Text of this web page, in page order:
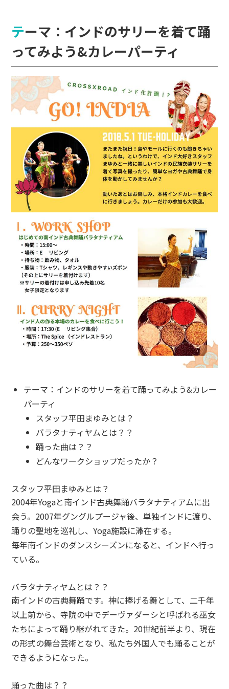
テーマ：インドのサリーを着て踊
ってみよう&カレーパーティ
テーマ：インドのサリーを着て踊ってみよう&カレー
パーティ
スタッフ平田まゆみとは？
バラタナティヤムとは？？
踊った曲は？？
どんなワークショップだったか？
スタッフ平田まゆみとは？
2004年Yogaと南インド古典舞踊バラタナティアムに出
会う。2007年グングルプージャ後、単独インドに渡り、
踊りの聖地を巡礼し、Yoga施設に滞在する。
毎年南インドのダンスシーズンになると、インドへ行っ
ている。
バラタナティヤムとは？？
南インドの古典舞踊です。神に捧げる舞として、二千年
以上前から、寺院の中でデーヴァダーシと呼ばれる巫女
たちによって踊り継がれてきた。20世紀前半より、現在
の形式の舞台芸術となり、私たち外国人でも踊ることが
できるようになった。
踊った曲は？？